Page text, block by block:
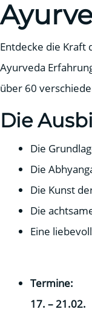
Entdecke die Kraft
Ayurveda
über 60
Die
Die
Die
Die Kunst
Die
Eine
Termine:
17. – 21.02.